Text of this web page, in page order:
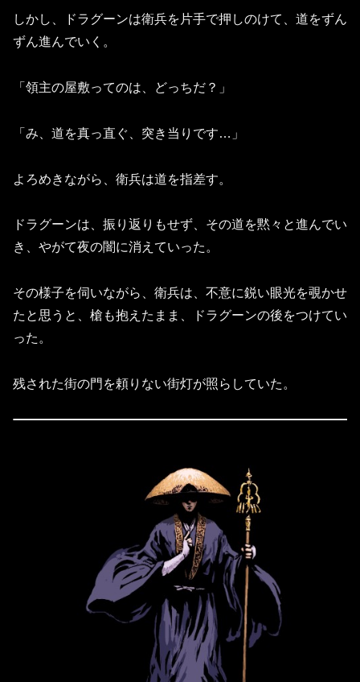
しかし、ドラグーンは衛兵を片手で押しのけて、道をずん
ずん進んでいく。
「領主の屋敷ってのは、どっちだ？」
「み、道を真っ直ぐ、突き当りです…」
よろめきながら、衛兵は道を指差す。
ドラグーンは、振り返りもせず、その道を黙々と進んでい
き、やがて夜の闇に消えていった。
その様子を伺いながら、衛兵は、不意に鋭い眼光を覗かせ
たと思うと、槍も抱えたまま、ドラグーンの後をつけてい
った。
残された街の門を頼りない街灯が照らしていた。